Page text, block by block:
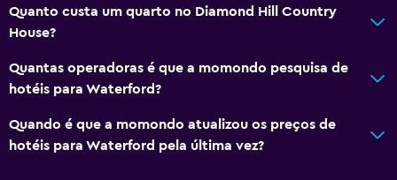
Check-in/check-out privado
Estacionamento e transportes
Estacionamento gratuito
Estacionamento privado
Quanto custa um quarto no Diamond Hill Country
House?
Quantas operadoras é que a momondo pesquisa de
hotéis para Waterford?
Quando é que a momondo atualizou os preços de
hotéis para Waterford pela última vez?